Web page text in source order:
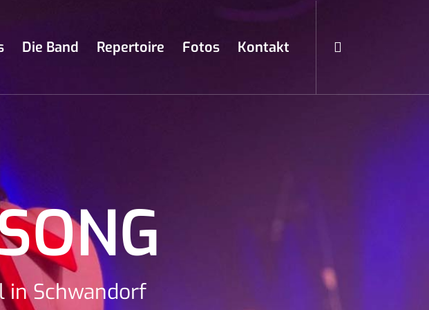
Die Band Repertoire Fotos Kontakt
in Schwandorf